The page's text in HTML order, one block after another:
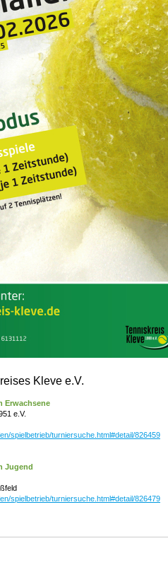
Kleve e.V.
Erwachsene
e.V.
spielbetrieb/turniersuche.html#detail/826459
Jugend
spielbetrieb/turniersuche.html#detail/826479